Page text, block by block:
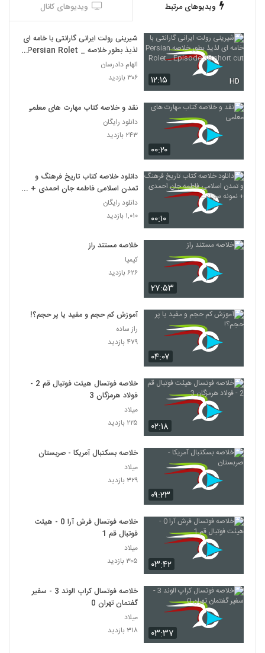
ویدیوهای مرتبط ویدیوهای کانال
۱۲:۱۵ HD
شیرینی رولت ایرانی گارانتی با خامه ای
لذیذ بطور خلاصه Persian Rolet _
Episode 38 short cut
الهام دادرسان
۳۰۶ بازدید
۰۰:۲۰
نقد و خلاصه کتاب مهارت های معلمی
دانلود رایگان
۲۴۳ بازدید
۰۰:۱۰
دانلود خلاصه کتاب تاریخ فرهنگ و
تمدن اسلامی فاطمه جان احمدی +
نمونه سوالات
دانلود رایگان
۱,۰۱۰ بازدید
۲۷:۵۳
خلاصه مستند راز
کیمیا
۶۲۶ بازدید
۰۴:۰۷
آموزش کم حجم و مفید یا پر حجم؟!
راز ساده
۴۷۹ بازدید
۰۲:۱۸
خلاصه فوتسال هیئت فوتبال قم 2 -
فولاد هرمزگان 3
میلاد
۲۲۵ بازدید
۰۹:۲۳
خلاصه بسکتبال آمریکا - صربستان
میلاد
۳۲۹ بازدید
۰۳:۴۲
خلاصه فوتسال فرش آرا 0 - هیئت
فوتبال قم 1
میلاد
۳۰۵ بازدید
۰۳:۳۷
خلاصه فوتسال کراپ الوند 3 - سفیر
گفتمان تهران 0
میلاد
۳۱۸ بازدید